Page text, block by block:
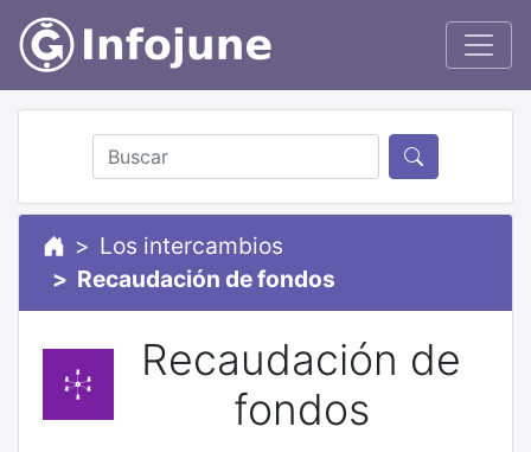
Los intercambios
Recaudación de fondos
Recaudación de
fondos